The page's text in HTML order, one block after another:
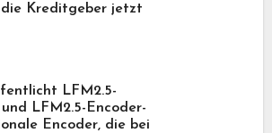
Kreditgeber jetzt
LFM2.5-
LFM2.5-Encoder-
Encoder, die bei